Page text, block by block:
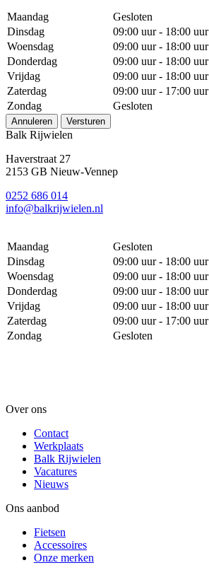
Maandag
Gesloten
Dinsdag
09:00 uur - 18:00 uur
Woensdag
09:00 uur - 18:00 uur
Donderdag
09:00 uur - 18:00 uur
Vrijdag
09:00 uur - 18:00 uur
Zaterdag
09:00 uur - 17:00 uur
Zondag
Gesloten
Annuleren Versturen
Balk Rijwielen
Haverstraat 27
2153 GB Nieuw-Vennep
0252 686 014
info@balkrijwielen.nl
Maandag
Gesloten
Dinsdag
09:00 uur - 18:00 uur
Woensdag
09:00 uur - 18:00 uur
Donderdag
09:00 uur - 18:00 uur
Vrijdag
09:00 uur - 18:00 uur
Zaterdag
09:00 uur - 17:00 uur
Zondag
Gesloten
Over ons
Contact
Werkplaats
Balk Rijwielen
Vacatures
Nieuws
Ons aanbod
Fietsen
Accessoires
Onze merken